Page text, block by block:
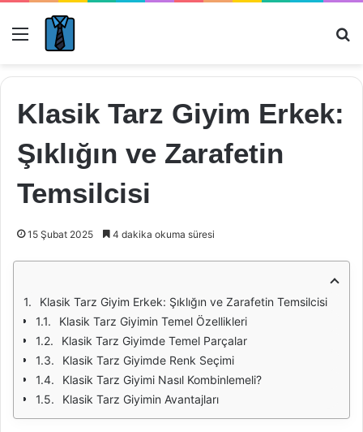
Menü
Klasik Tarz Giyim Erkek:
Şıklığın ve Zarafetin
Temsilcisi
15 Şubat 2025 4 dakika okuma süresi
Klasik Tarz Giyim Erkek: Şıklığın ve Zarafetin Temsilcisi
Klasik Tarz Giyimin Temel Özellikleri
Klasik Tarz Giyimde Temel Parçalar
Klasik Tarz Giyimde Renk Seçimi
Klasik Tarz Giyimi Nasıl Kombinlemeli?
Klasik Tarz Giyimin Avantajları